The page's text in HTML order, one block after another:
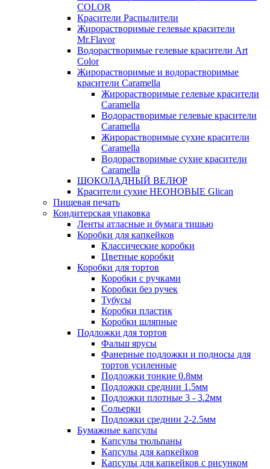
COLOR
Красители Распылители
Жирорастворимые гелевые красители
Mr.Flavor
Водорастворимые гелевые красители Art
Color
Жирорастворимые и водорастворимые
красители Caramella
Жирорастворимые гелевые красители
Caramella
Водорастворимые гелевые красители
Caramella
Жирорастворимые сухие красители
Caramella
Водорастворимые сухие красители
Caramella
ШОКОЛАДНЫЙ ВЕЛЮР
Красители сухие НЕОНОВЫЕ Glican
Пищевая печать
Кондитерская упаковка
Ленты атласные и бумага тишью
Коробки для капкейков
Классические коробки
Цветные коробки
Коробки для тортов
Коробки с ручками
Коробки без ручек
Тубусы
Коробки пластик
Коробки шляпные
Подложки для тортов
Фальш ярусы
Фанерные подложки и подносы для
тортов усиленные
Подложки тонкие 0.8мм
Подложки среднии 1.5мм
Подложки плотные 3 - 3.2мм
Сольерки
Подложки среднии 2-2.5мм
Бумажные капсулы
Капсулы тюльпаны
Капсулы для капкейков
Капсулы для капкейков с рисунком